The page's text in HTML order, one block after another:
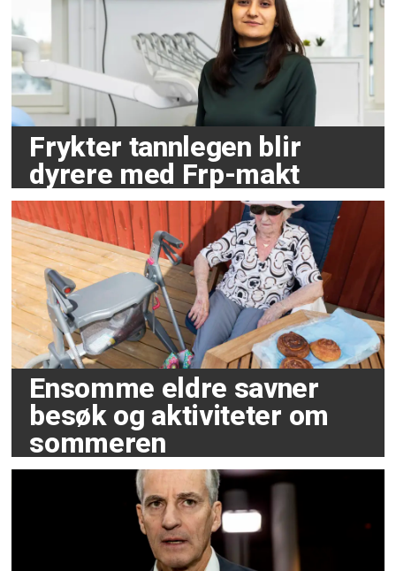
Frykter tannlegen blir
dyrere med Frp-makt
Ensomme eldre savner
besøk og aktiviteter om
sommeren